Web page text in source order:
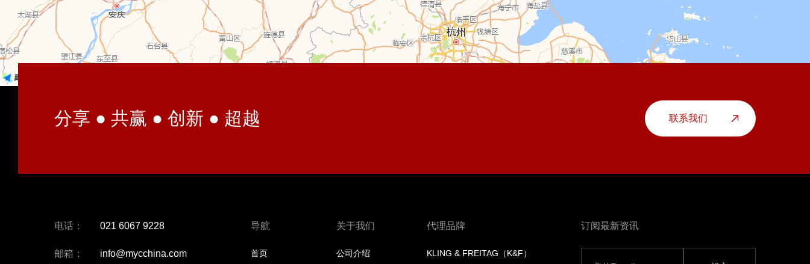
分享 ● 共赢 ● 创新 ● 超越 联系我们
电话： 021 6067 9228
邮箱： info@mycchina.com
导航
首页
关于我们
公司介绍
代理品牌
KLING & FREITAG（K&F）
订阅最新资讯